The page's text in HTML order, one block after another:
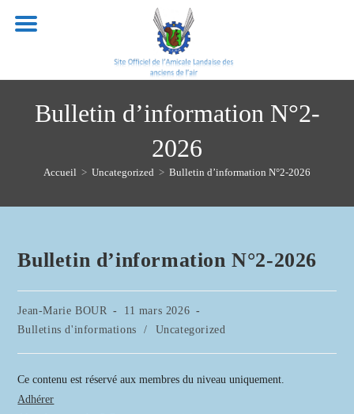
Bulletin d’information N°2-
2026
Accueil > Uncategorized > Bulletin d’information N°2-2026
Bulletin d’information N°2-2026
Auteur/autrice
de
publication :
Jean-Marie BOUR
Publication
publiée :
11 mars 2026
Post
Bulletins d'informations / Uncategorized
Ce contenu est réservé aux membres du niveau uniquement.
Adhérer